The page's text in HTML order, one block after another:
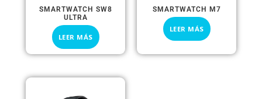
SMARTWATCH SW8
ULTRA
LEER MÁS
SMARTWATCH M7
LEER MÁS